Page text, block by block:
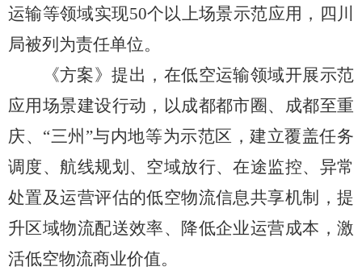
运输等领域实现50个以上场景示范应用，四川
局被列为责任单位。
《方案》提出，在低空运输领域开展示范
应用场景建设行动，以成都都市圈、成都至重
庆、 “三州”与内地等为示范区，建立覆盖任务
调度、航线规划、空域放行、在途监控、异常
处置及运营评估的低空物流信息共享机制，提
升区域物流配送效率、降低企业运营成本，激
活低空物流商业价值。